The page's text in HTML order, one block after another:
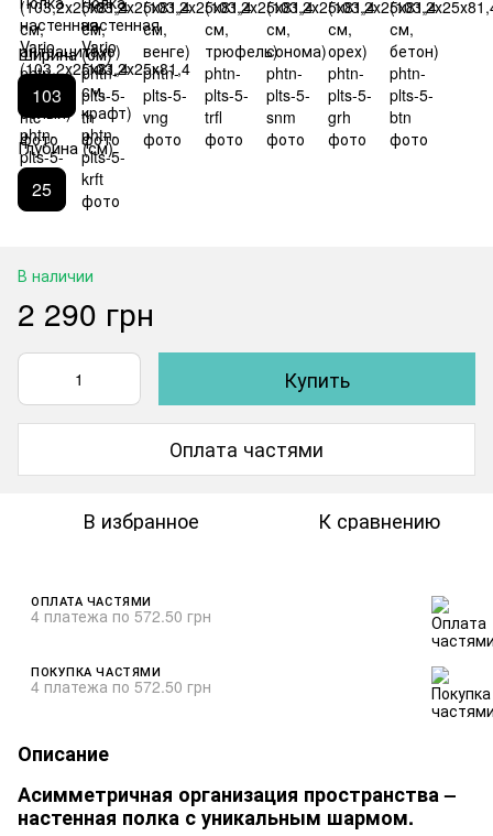
Ширина (см)
103
Глубина (см)
25
В наличии
2 290 грн
Купить
Оплата частями
В избранное К сравнению
ОПЛАТА ЧАСТЯМИ
4 платежа по 572.50 грн
ПОКУПКА ЧАСТЯМИ
4 платежа по 572.50 грн
Описание
Асимметричная организация пространства –
настенная полка с уникальным шармом.